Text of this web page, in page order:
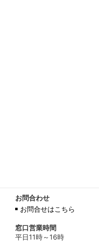
お問合わせ
お問合せはこちら
窓口営業時間
平日11時～16時